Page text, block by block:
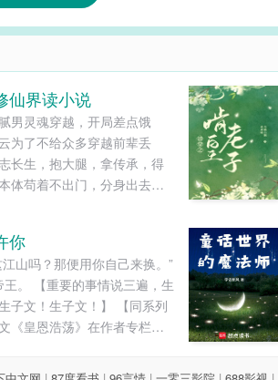
仙界读小说
男灵魂穿越，开局差点饿
为了不给众多穿越前辈丢
长生，抱大腿，拿传承，得
体苟着不出门，分身出去各
你
江山吗？那便用你自己来换。”
王。 【重要的事情说三遍，生
子文！生子文！】 【同系列
《皇恩浩荡》在作者专栏